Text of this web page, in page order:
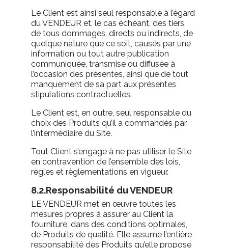
Le Client est ainsi seul responsable à l’égard
du VENDEUR et, le cas échéant, des tiers,
de tous dommages, directs ou indirects, de
quelque nature que ce soit, causés par une
information ou tout autre publication
communiquée, transmise ou diffusée à
l’occasion des présentes, ainsi que de tout
manquement de sa part aux présentes
stipulations contractuelles.
Le Client est, en outre, seul responsable du
choix des Produits qu’il a commandés par
l’intermédiaire du Site.
Tout Client s’engage à ne pas utiliser le Site
en contravention de l’ensemble des lois,
règles et règlementations en vigueur.
8.2.Responsabilité du VENDEUR
LE VENDEUR met en œuvre toutes les
mesures propres à assurer au Client la
fourniture, dans des conditions optimales,
de Produits de qualité. Elle assume l’entière
responsabilité des Produits qu’elle propose